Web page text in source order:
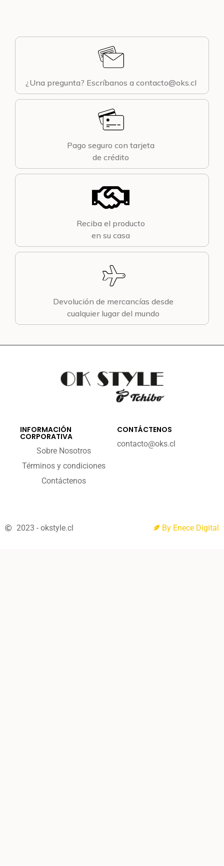
¿Una pregunta? Escríbanos a contacto@oks.cl
Pago seguro con tarjeta
de crédito
Reciba el producto
en su casa
Devolución de mercancías desde
cualquier lugar del mundo
INFORMACIÓN
CORPORATIVA
Sobre Nosotros
Términos y condiciones
Contáctenos
CONTÁCTENOS
contacto@oks.cl
2023 - okstyle.cl By Enece Digital